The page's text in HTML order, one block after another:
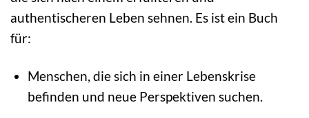
authentischeren Leben sehnen. Es ist ein Buch
für:
Menschen, die sich in einer Lebenskrise
befinden und neue Perspektiven suchen.